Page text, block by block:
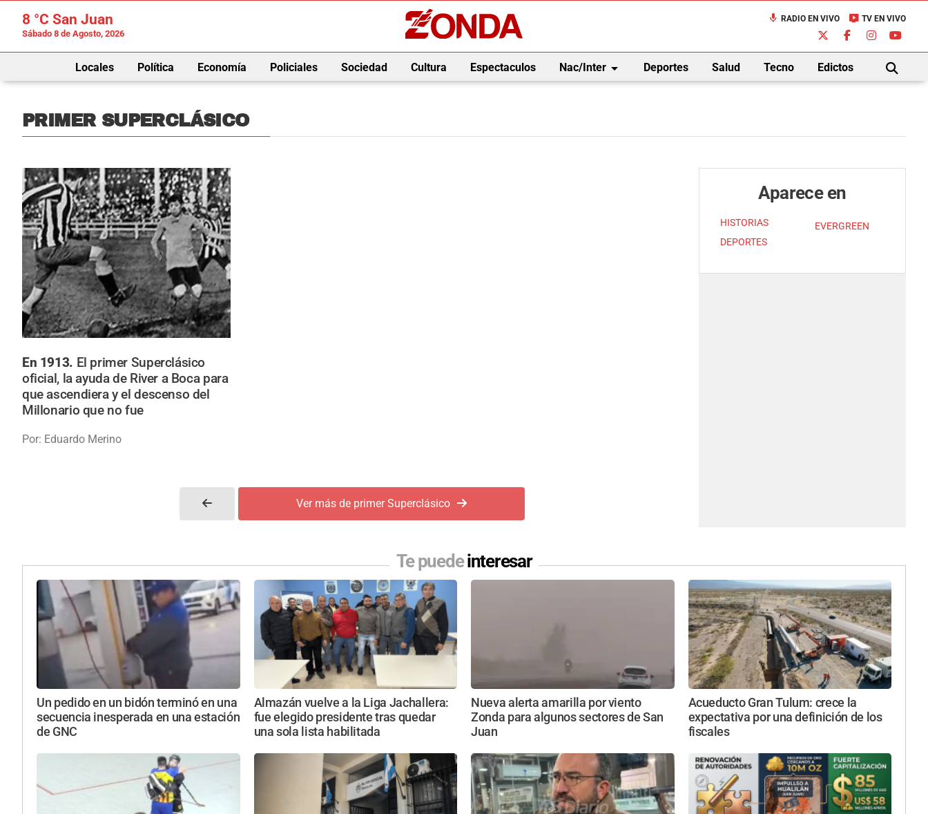
8 °C San Juan
Sábado 8 de Agosto, 2026
mic RADIO EN VIVO live_tv TV EN VIVO
Locales Política Economía Policiales Sociedad Cultura Espectaculos Nac/Interarrow_drop_down Deportes Salud Tecno Edictos
BUSCAR
PRIMER SUPERCLÁSICO
En 1913. El primer Superclásico
oficial, la ayuda de River a Boca para
que ascendiera y el descenso del
Millonario que no fue
Por: Eduardo Merino
Ver más de primer Superclásico
Aparece en
HISTORIAS
DEPORTES
EVERGREEN
Te puedeinteresar
Un pedido en un bidón terminó en una
secuencia inesperada en una estación
de GNC
Almazán vuelve a la Liga Jachallera:
fue elegido presidente tras quedar
una sola lista habilitada
Nueva alerta amarilla por viento
Zonda para algunos sectores de San
Juan
Acueducto Gran Tulum: crece la
expectativa por una definición de los
fiscales